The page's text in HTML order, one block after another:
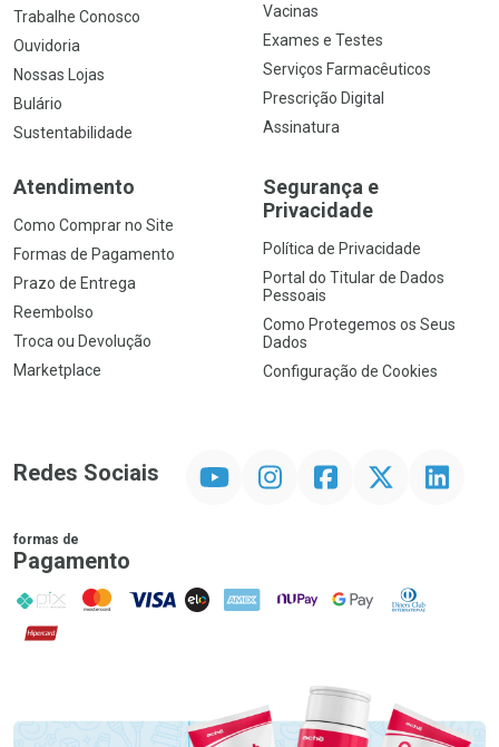
Trabalhe Conosco
Ouvidoria
Nossas Lojas
Bulário
Sustentabilidade
Vacinas
Exames e Testes
Serviços Farmacêuticos
Prescrição Digital
Assinatura
Atendimento
Como Comprar no Site
Formas de Pagamento
Prazo de Entrega
Reembolso
Troca ou Devolução
Marketplace
Segurança e
Privacidade
Política de Privacidade
Portal do Titular de Dados
Pessoais
Como Protegemos os Seus
Dados
Configuração de Cookies
Redes Sociais InstagramFacebookTwitter Linkedin
formas de
Pagamento
PIX MasterCard
VISA ELO AMEX NuPay Google PayDiners Club
Hipercard
Promoção em Destaque